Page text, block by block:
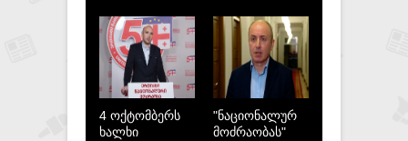
4 ოქტომბერს
ხალხი
"ნაციონალურ
მოძრაობას"